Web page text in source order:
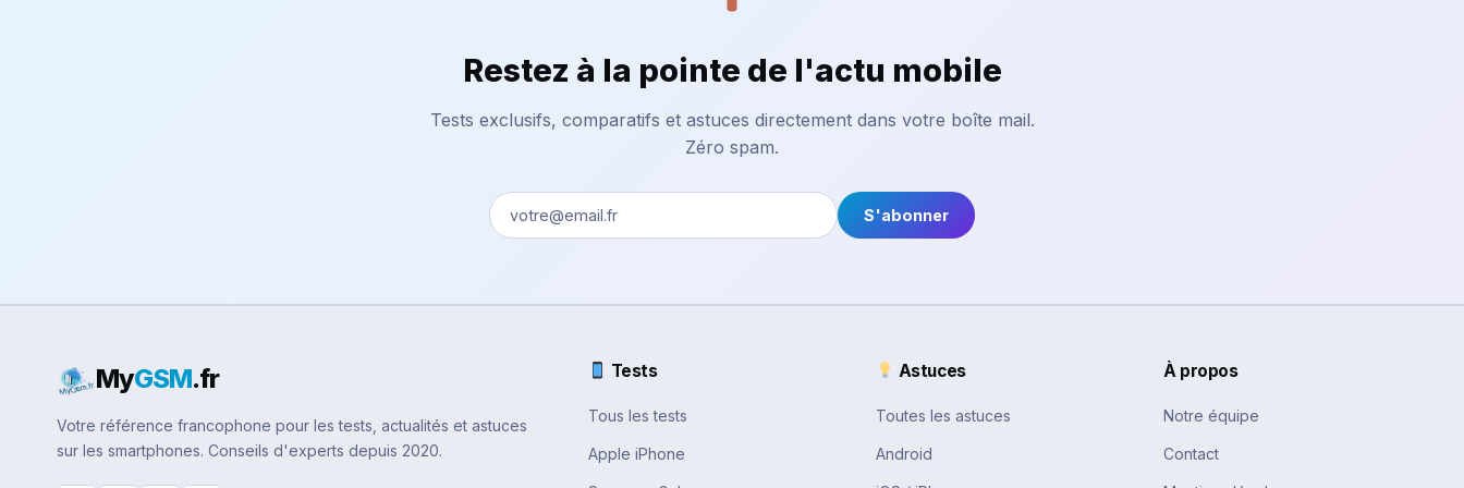
Restez à la pointe de l'actu mobile
Tests exclusifs, comparatifs et astuces directement dans votre boîte mail.
Zéro spam.
S'abonner
MyGSM.fr
Votre référence francophone pour les tests, actualités et astuces
sur les smartphones. Conseils d'experts depuis 2020.
Tests
Tous les tests
Apple iPhone
Astuces
Toutes les astuces
Android
À propos
Notre équipe
Contact